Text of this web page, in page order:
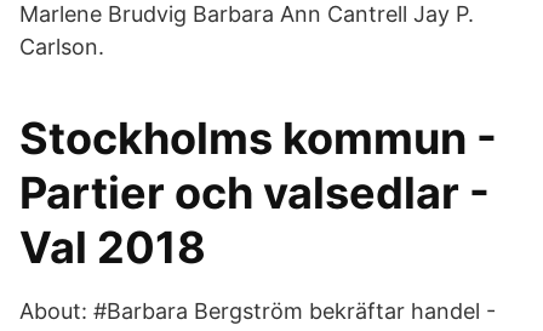
Marlene Brudvig Barbara Ann Cantrell Jay P.
Carlson.
Stockholms kommun -
Partier och valsedlar -
Val 2018
About: #Barbara Bergström bekräftar handel -